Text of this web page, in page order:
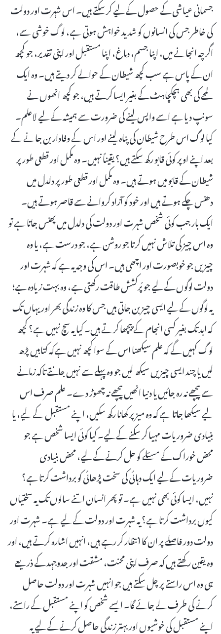
جسمانی عیاشی کے حصول کے لیے کر سکتے ہیں۔ اس شہرت اور دولت
کی خاطر جس کی انسانوں کو شدید خواہش ہوتی ہے، لوگ خوشی سے،
اگرچہ انجانے میں، اپنا جسم، دماغ، اپنا مستقبل اور اپنی تقدیر، جو کچھ
ان کے پاس ہے سب کچھ شیطان کے حوالے کر دیتے ہیں۔ وہ ایک
لمحے کی بھی ہچکچاہٹ کے بغیر ایسا کرتے ہیں، جو کچھ انھوں نے
سونپ دیا ہے اسے واپس لینے کی ضرورت سے ہمیشہ کے لیے لاعلم۔
کیا لوگ اس طرح شیطان کی پناہ لینے اور اس کے وفادار بن جانے کے
بعد اپنے اوپر کوئی قابو رکھ سکتے ہیں؟ یقیناً نہیں۔ وہ مکمل اور قطعی طور پر
شیطان کے قابو میں ہوتے ہیں۔ وہ مکمل اور قطعی طور پر دلدل میں
دھنس چکے ہوتے ہیں اور خود کو آزاد کروانے سے قاصر ہوتے ہیں۔
ایک بار جب کوئی شخص شہرت اور دولت کی دلدل میں پھنس جاتا ہے تو
وہ اس چیز کی تلاش نہیں کرتا جو روشن ہے، جو درست ہے، یا وہ
چیزیں جو خوبصورت اور اچھی ہیں۔ اس کی وجہ یہ ہے کہ شہرت اور
دولت لوگوں کے لیے جو پُرکشش طاقت رکھتی ہے، وہ بہت زیادہ ہے؛
یہ لوگوں کے لیے ایسی چیز بن جاتی ہیں جس کا وہ زندگی بھر اور یہاں تک
کہ ابد تک بغیر کسی انجام کے پیچھا کرتے ہیں۔ کیا یہ سچ نہیں ہے؟ کچھ
لوگ کہیں گے کہ علم سیکھنا اس کے سوا کچھ نہیں ہےکہ کتابیں پڑھ
لیں یا چند ایسی چیزیں سیکھ لیں جو وہ پہلے سے نہیں جانتے تاکہ زمانے
سے پیچھے نہ رہ جائیں یا دنیا انھیں پیچھے نہ چھوڑ دے۔ علم صرف اس
لیے سیکھا جاتا ہے کہ وہ میز پر کھانا رکھ سکیں، اپنے مستقبل کے لیے، یا
بنیادی ضروریات مہیا کر سکنے کے لیے۔ کیا کوئی ایسا شخص ہے جو
محض خوراک کے مسئلے کو حل کرنے کے لیے، محض بنیادی
ضروریات کے لیے ایک دہائی کی سخت پڑھائی کو برداشت کرتا ہے؟
نہیں، ایسا کوئی بھی نہیں ہے۔ تو پھر انسان اتنے سالوں تک یہ سختیاں
کیوں برداشت کرتا ہے؟ یہ شہرت اور دولت کے لیے ہے۔ شہرت اور
دولت دور فاصلے پر ان کا انتظار کر رہے ہیں، انہیں اشارہ کرتے ہیں، اور
وہ یقین رکھتے ہیں کہ صرف اپنی محنت، مشقت اور جدوجہد کے ذریعے
ہی وہ اس راستے پر چل سکتے ہیں جو انہیں شہرت اور دولت حاصل
کرنے کی طرف لے جائے گا۔ ایسے شخص کو اپنے مستقبل کے راستے،
اپنے مستقبل کی خوشیوں اور بہتر زندگی حاصل کرنے کے لیے یہ